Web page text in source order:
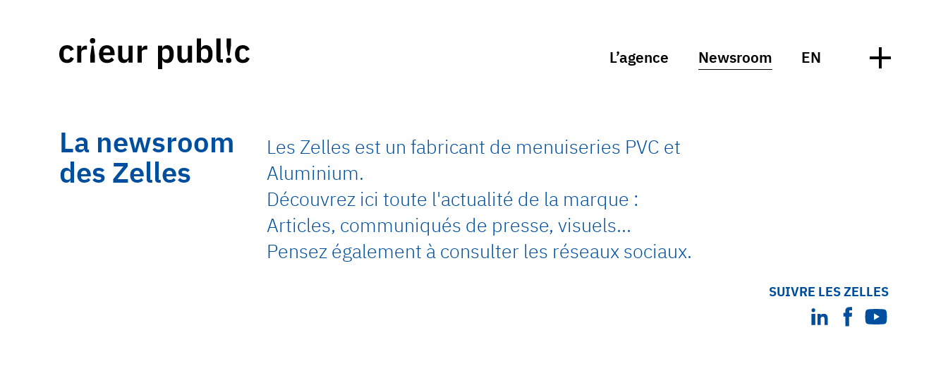
L’agence Newsroom EN
La newsroom
des Zelles
Les Zelles est un fabricant de menuiseries PVC et
Aluminium.
Découvrez ici toute l'actualité de la marque :
Articles, communiqués de presse, visuels…
Pensez également à consulter les réseaux sociaux.
SUIVRE LES ZELLES